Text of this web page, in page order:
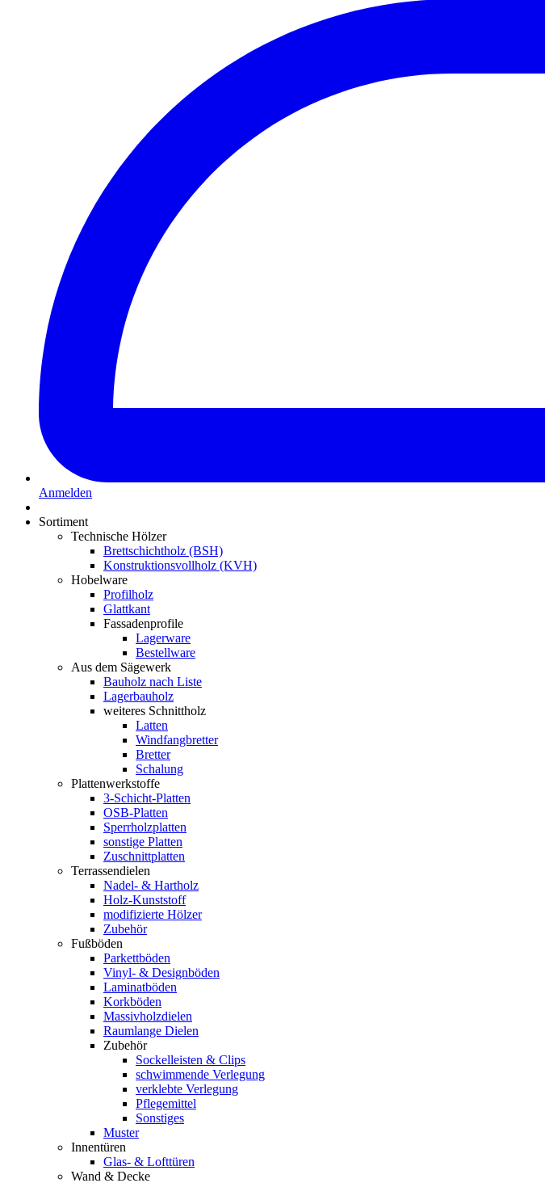
Anmelden
Sortiment
Technische Hölzer
Brettschichtholz (BSH)
Konstruktionsvollholz (KVH)
Hobelware
Profilholz
Glattkant
Fassadenprofile
Lagerware
Bestellware
Aus dem Sägewerk
Bauholz nach Liste
Lagerbauholz
weiteres Schnittholz
Latten
Windfangbretter
Bretter
Schalung
Plattenwerkstoffe
3-Schicht-Platten
OSB-Platten
Sperrholzplatten
sonstige Platten
Zuschnittplatten
Terrassendielen
Nadel- & Hartholz
Holz-Kunststoff
modifizierte Hölzer
Zubehör
Fußböden
Parkettböden
Vinyl- & Designböden
Laminatböden
Korkböden
Massivholzdielen
Raumlange Dielen
Zubehör
Sockelleisten & Clips
schwimmende Verlegung
verklebte Verlegung
Pflegemittel
Sonstiges
Muster
Innentüren
Glas- & Lofttüren
Wand & Decke